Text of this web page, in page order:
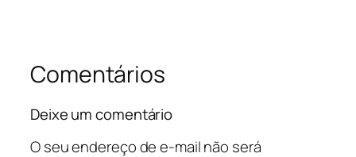
Comentários
Deixe um comentário
O seu endereço de e-mail não será